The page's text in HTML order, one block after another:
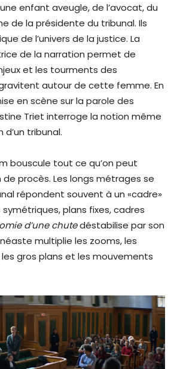
enfant aveugle, de l’avocat, du
de la présidente du tribunal. Ils
de l’univers de la justice. La
de la narration permet de
et les tourments des
autour de cette femme. En
en scène sur la parole des
Triet interroge la notion même
d’un tribunal.
bouscule tout ce qu’on peut
procès. Les longs métrages se
répondent souvent à un «cadre»
plans fixes, cadres
d’une chutedéstabilise par son
multiplie les zooms, les
gros plans et les mouvements